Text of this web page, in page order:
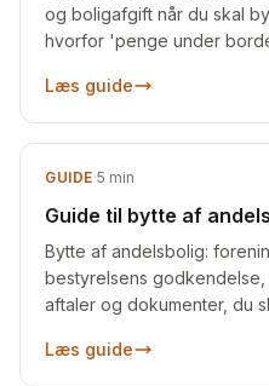
og boligafgift når du skal
hvorfor 'penge under
Læs guide
GUIDE·5 min
Guide til bytte af
Bytte af andelsbolig:
bestyrelsens godkendelse,
aftaler og dokumenter, du
Læs guide